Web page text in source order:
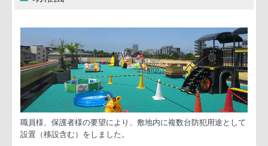
職員様、保護者様の要望により、敷地内に複数台防犯用途として
設置（移設含む）をしました。